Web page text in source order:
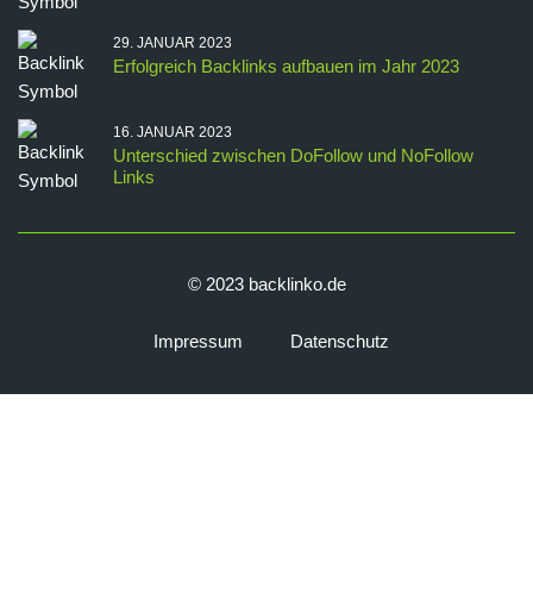
29. JANUAR 2023
Erfolgreich Backlinks aufbauen im Jahr 2023
16. JANUAR 2023
Unterschied zwischen DoFollow und NoFollow
Links
© 2023 backlinko.de
Impressum Datenschutz